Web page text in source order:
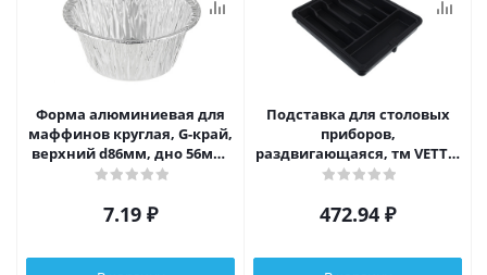
Форма алюминиевая для
маффинов круглая, G-край,
верхний d86мм, дно 56мм,
h38мм, 130мл, CN21G
7.19 ₽
Подставка для столовых
приборов,
раздвигающаяся, тм VETTA,
пластик, 37х33 см
472.94 ₽